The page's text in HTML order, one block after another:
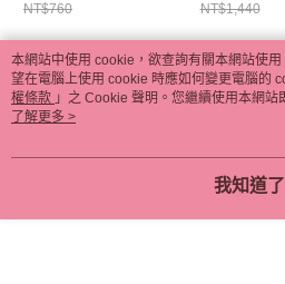
摩器 - 紅 E595054
NT$760
樂三重奏嗨
粉色
NT$1,440
熱門標籤
本網站中使用 cookie，欲查詢有關本網站使
望在電腦上使用 cookie 時應如何變更電腦的
權條款 」之 Cookie 聲明。您繼續使用本網
用條款之 Cookie 聲明使用 cookie。
了解更多 >
我知道了